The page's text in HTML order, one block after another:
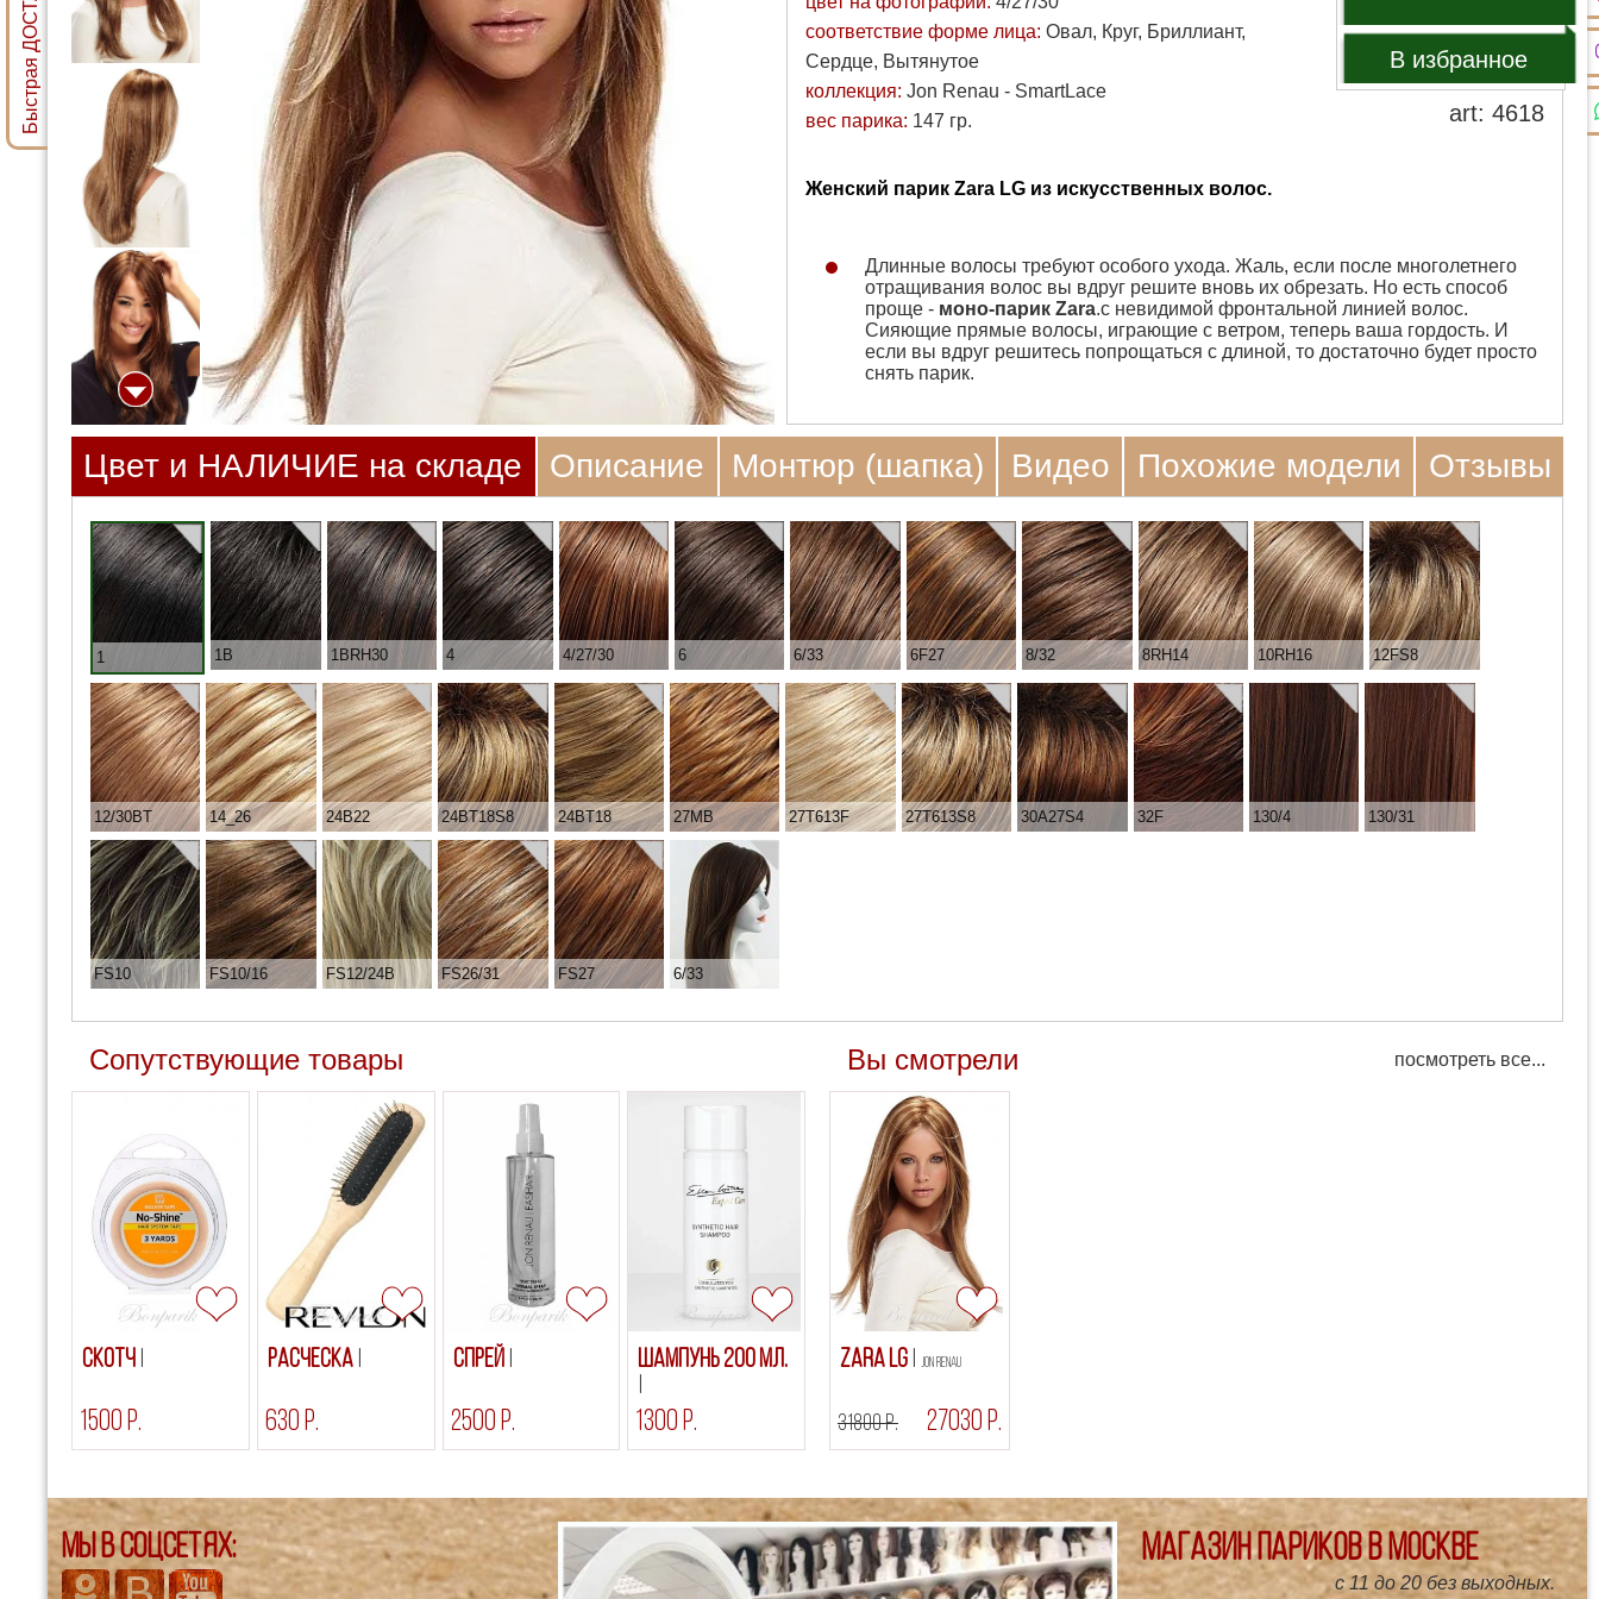
соответствие форме лица: Овал, Круг, Бриллиант,
Сердце, Вытянутое
коллекция: Jon Renau - SmartLace
вес парика: 147 гр.
В избранное
art: 4618
Женский парик Zara LG из искусственных волос.
Длинные волосы требуют особого ухода. Жаль, если после многолетнего
отращивания волос вы вдруг решите вновь их обрезать. Но есть способ
проще - моно-парик Zara.с невидимой фронтальной линией волос.
Сияющие прямые волосы, играющие с ветром, теперь ваша гордость. И
если вы вдруг решитесь попрощаться с длиной, то достаточно будет просто
снять парик.
Цвет и НАЛИЧИЕ на складе Описание Монтюр (шапка) Видео Похожие модели Отзывы
1 1B 1BRH30 4 4/27/30 6 6/33 6F27 8/32 8RH14 10RH16 12FS8
12/30BT 14_26 24B22 24BT18S8 24BT18 27MB 27T613F 27T613S8 30A27S4 32F 130/4 130/31
FS10 FS10/16 FS12/24B FS26/31 FS27 6/33
Сопутствующие товары
Скотч
1500 р.
Расческа
630 р.
Спрей
2500 р.
Шампунь 200 мл.
1300 р.
Вы смотрели посмотреть все...
Zara LG Jon Renau
31800 р. 27030 р.
Мы в соцсетях: Магазин париков в Москве
с 11 до 20 без выходных.